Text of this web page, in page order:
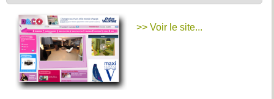
>> Voir le site...